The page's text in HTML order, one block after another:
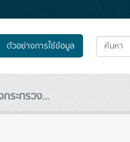
ตัวอย่างการใช้ข้อมูล
ระทรวง...